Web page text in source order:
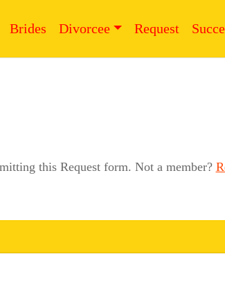
Brides Divorcee Request
this Request form. Not a member?